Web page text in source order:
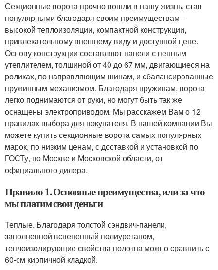
Секционные ворота прочно вошли в нашу жизнь, став
популярными благодаря своим преимуществам -
высокой теплоизоляции, компактной конструкции,
привлекательному внешнему виду и доступной цене.
Основу конструкции составляют панели с пенным
утеплителем, толщиной от 40 до 67 мм, двигающиеся на
роликах, по направляющим шинам, и сбалансированные
пружинным механизмом. Благодаря пружинам, ворота
легко поднимаются от руки, но могут быть так же
оснащены электроприводом. Мы расскажем Вам о 12
правилах выбора для покупателя. В нашей компании Вы
можете купить секционные ворота самых популярных
марок, по низким ценам, с доставкой и установкой по
ГОСТу, по Москве и Московской области, от
официального дилера.
Правило 1. Основные преимущества, или за что
мы платим свои деньги
Теплые. Благодаря толстой сэндвич-панели,
заполненной вспененный полиуретаном,
теплоизолирующие свойства полотна можно сравнить с
60-см кирпичной кладкой.